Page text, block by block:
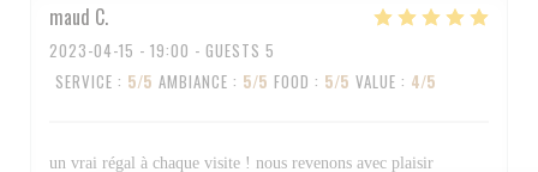
maud C
2023-04-15 - 19:00 - GUESTS 5
SERVICE : 5/5 AMBIANCE : 5/5 FOOD : 5/5 VALUE : 4/5
un vrai régal à chaque visite ! nous revenons avec plaisir